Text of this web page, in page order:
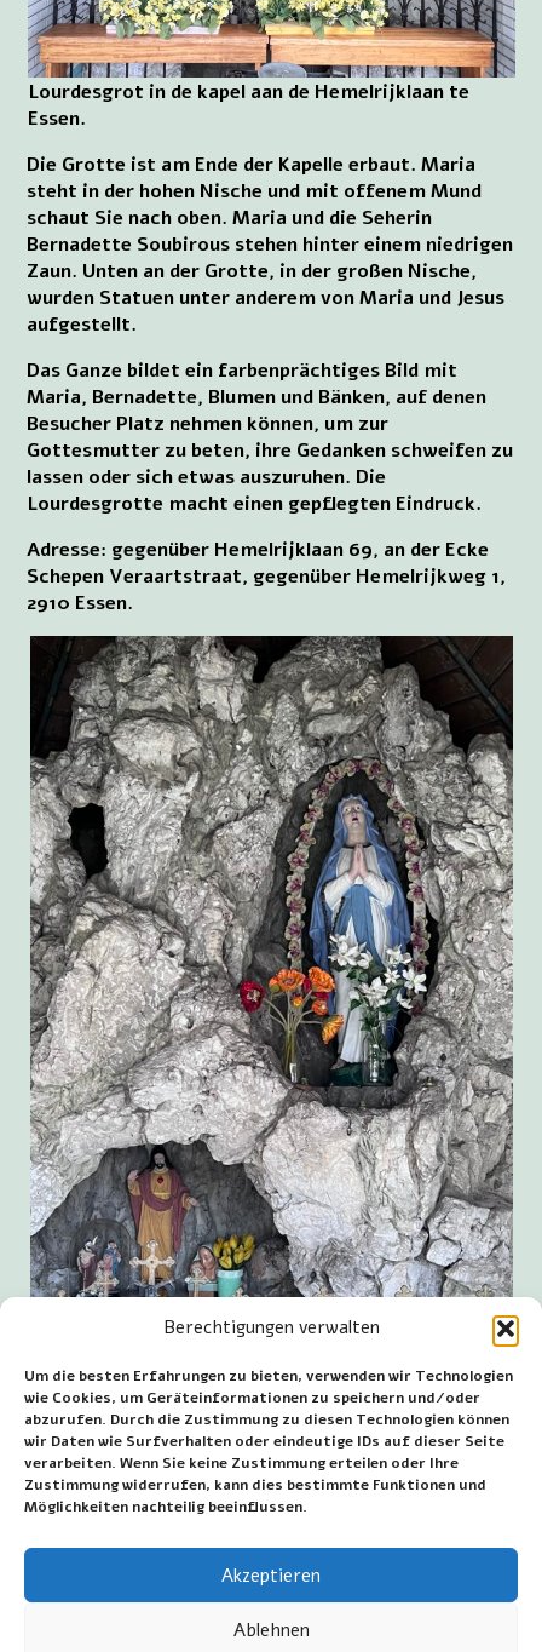
Berechtigungen verwalten
Um die besten Erfahrungen zu bieten, verwenden wir Technologien
wie Cookies, um Geräteinformationen zu speichern und/oder
abzurufen. Durch die Zustimmung zu diesen Technologien können
wir Daten wie Surfverhalten oder eindeutige IDs auf dieser Seite
verarbeiten. Wenn Sie keine Zustimmung erteilen oder Ihre
Zustimmung widerrufen, kann dies bestimmte Funktionen und
Möglichkeiten nachteilig beeinflussen.
Akzeptieren
Ablehnen
Lourdesgrot in de kapel aan de Hemelrijklaan te
Essen.
Die Grotte ist am Ende der Kapelle erbaut. Maria
steht in der hohen Nische und mit offenem Mund
schaut Sie nach oben. Maria und die Seherin
Bernadette Soubirous stehen hinter einem niedrigen
Zaun. Unten an der Grotte, in der großen Nische,
wurden Statuen unter anderem von Maria und Jesus
aufgestellt.
Das Ganze bildet ein farbenprächtiges Bild mit
Maria, Bernadette, Blumen und Bänken, auf denen
Besucher Platz nehmen können, um zur
Gottesmutter zu beten, ihre Gedanken schweifen zu
lassen oder sich etwas auszuruhen. Die
Lourdesgrotte macht einen gepflegten Eindruck.
Adresse: gegenüber Hemelrijklaan 69, an der Ecke
Schepen Veraartstraat, gegenüber Hemelrijkweg 1,
2910 Essen.
Teil der Lourdesgrotte mit Maria und Figuren in der
großen Nische der Grotte an der Hemelrijklaan in
Essen.
~~~
Datum der letzten Änderung: 8. Juni 2026